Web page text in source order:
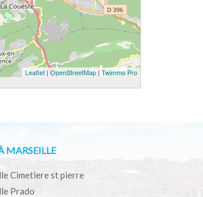
Leaflet |OpenStreetMap| Twimmo Pro
MARSEILLE
Cimetiere st pierre
Prado